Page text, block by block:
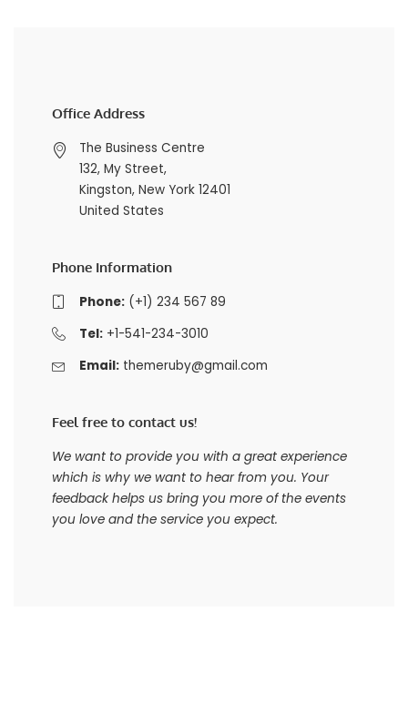
Office Address
The Business Centre
132, My Street,
Kingston, New York 12401
United States
Phone Information
Phone:(+1) 234 567 89
Tel:+1-541-234-3010
Email: themeruby@gmail.com
Feel free to contact us!
We want to provide you with a great experience
which is why we want to hear from you. Your
feedback helps us bring you more of the events
you love and the service you expect.